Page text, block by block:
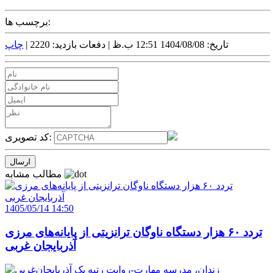
برچسب ها:
تاریخ: 1404/08/08 12:51 ب.ظ | دفعات بازدید: 2220 | چاپ
کد تصویری:
1405/05/14 14:50
تردد ۶۰ هزار دستگاه ناوگان ترانزیتی از پایانه‌های مرزی
آذربایجان ‌غربی